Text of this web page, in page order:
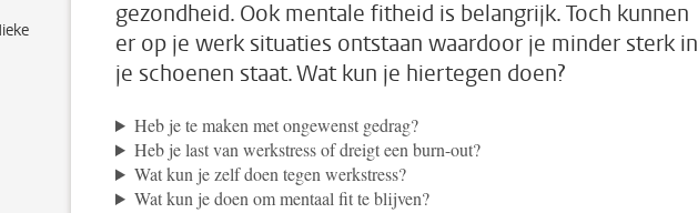
gezondheid. Ook mentale fitheid is belangrijk. Toch kunnen
er op je werk situaties ontstaan waardoor je minder sterk in
je schoenen staat. Wat kun je hiertegen doen?
Heb je te maken met ongewenst gedrag?
Heb je last van werkstress of dreigt een burn-out?
Wat kun je zelf doen tegen werkstress?
Wat kun je doen om mentaal fit te blijven?